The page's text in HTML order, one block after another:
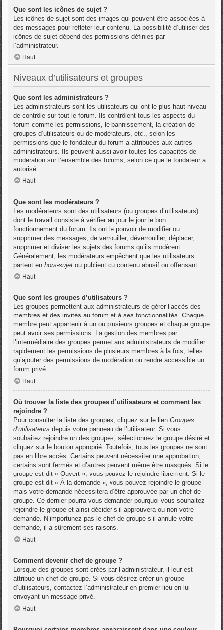
Que sont les icônes de sujet ?
Les icônes de sujet sont des images qui peuvent être associées à
des messages pour refléter leur contenu. La possibilité d’utiliser des
icônes de sujet dépend des permissions définies par
l’administrateur.
Haut
Niveaux d’utilisateurs et groupes
Que sont les administrateurs ?
Les administrateurs sont les utilisateurs qui ont le plus haut niveau
de contrôle sur tout le forum. Ils contrôlent tous les aspects du
forum comme les permissions, le bannissement, la création de
groupes d’utilisateurs ou de modérateurs, etc., selon les
permissions que le fondateur du forum a attribuées aux autres
administrateurs. Ils peuvent aussi avoir toutes les capacités de
modération sur l’ensemble des forums, selon ce que le fondateur a
autorisé.
Haut
Que sont les modérateurs ?
Les modérateurs sont des utilisateurs (ou groupes d’utilisateurs)
dont le travail consiste à vérifier au jour le jour le bon
fonctionnement du forum. Ils ont le pouvoir de modifier ou
supprimer des messages, de verrouiller, déverrouiller, déplacer,
supprimer et diviser les sujets des forums qu’ils modèrent.
Généralement, les modérateurs empêchent que les utilisateurs
partent en hors-sujet ou publient du contenu abusif ou offensant.
Haut
Que sont les groupes d’utilisateurs ?
Les groupes permettent aux administrateurs de gérer l’accès des
membres et des invités au forum et à ses fonctionnalités. Chaque
membre peut appartenir à un ou plusieurs groupes et chaque groupe
peut avoir ses permissions. La gestion des membres par
l’intermédiaire des groupes permet aux administrateurs de modifier
rapidement les permissions de plusieurs membres à la fois, telles
qu’ajouter des permissions de modération ou rendre accessible un
forum privé.
Haut
Où trouver la liste des groupes d’utilisateurs et comment les
rejoindre ?
Pour consulter la liste des groupes, cliquez sur le lien Groupes
d’utilisateurs depuis votre panneau de l’utilisateur. Si vous
souhaitez rejoindre un des groupes, sélectionnez le groupe désiré et
cliquez sur le bouton approprié. Toutefois, tous les groupes ne sont
pas en libre accès. Certains peuvent nécessiter une approbation,
certains sont fermés et d’autres peuvent même être masqués. Si le
groupe est dit « Ouvert », vous pouvez le rejoindre librement. Si le
groupe est dit « À la demande », vous pouvez rejoindre le groupe
mais votre demande nécessitera d’être approuvée par un chef de
groupe. Ce dernier pourra vous demander pourquoi vous souhaitez
rejoindre le groupe et ainsi décider s’il approuvera ou non votre
demande. N’importunez pas le chef de groupe s’il annule votre
demande, il a sûrement ses raisons.
Haut
Comment devenir chef de groupe ?
Lorsque des groupes sont créés par l’administrateur, il leur est
attribué un chef de groupe. Si vous désirez créer un groupe
d’utilisateurs, contactez l’administrateur en premier lieu en lui
envoyant un message privé.
Haut